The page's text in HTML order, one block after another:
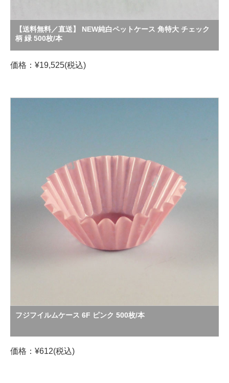
【送料無料／直送】 NEW純白ペットケース 角特大 チェック
柄 緑 500枚/本
価格：¥19,525(税込)
フジフイルムケース 6F ピンク 500枚/本
価格：¥612(税込)